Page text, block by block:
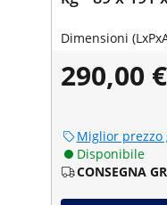
Dimensioni
290,00 €
Miglior prezzo
Disponibile
CONSEGNA